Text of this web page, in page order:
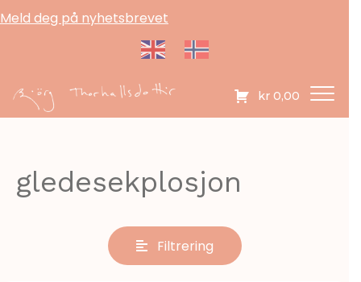
Meld deg på nyhetsbrevet
kr 0,00
gledesekplosjon
Filtrering